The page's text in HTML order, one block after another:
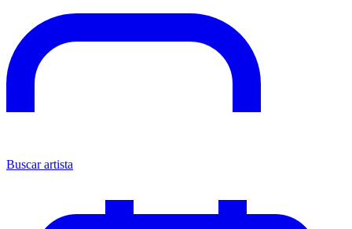
Buscar artista